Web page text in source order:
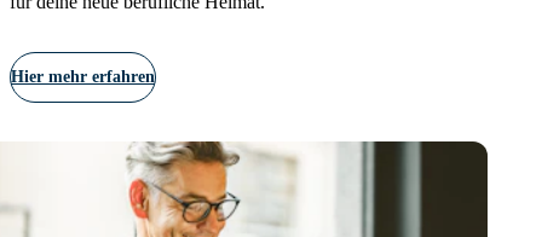
Hier mehr erfahren